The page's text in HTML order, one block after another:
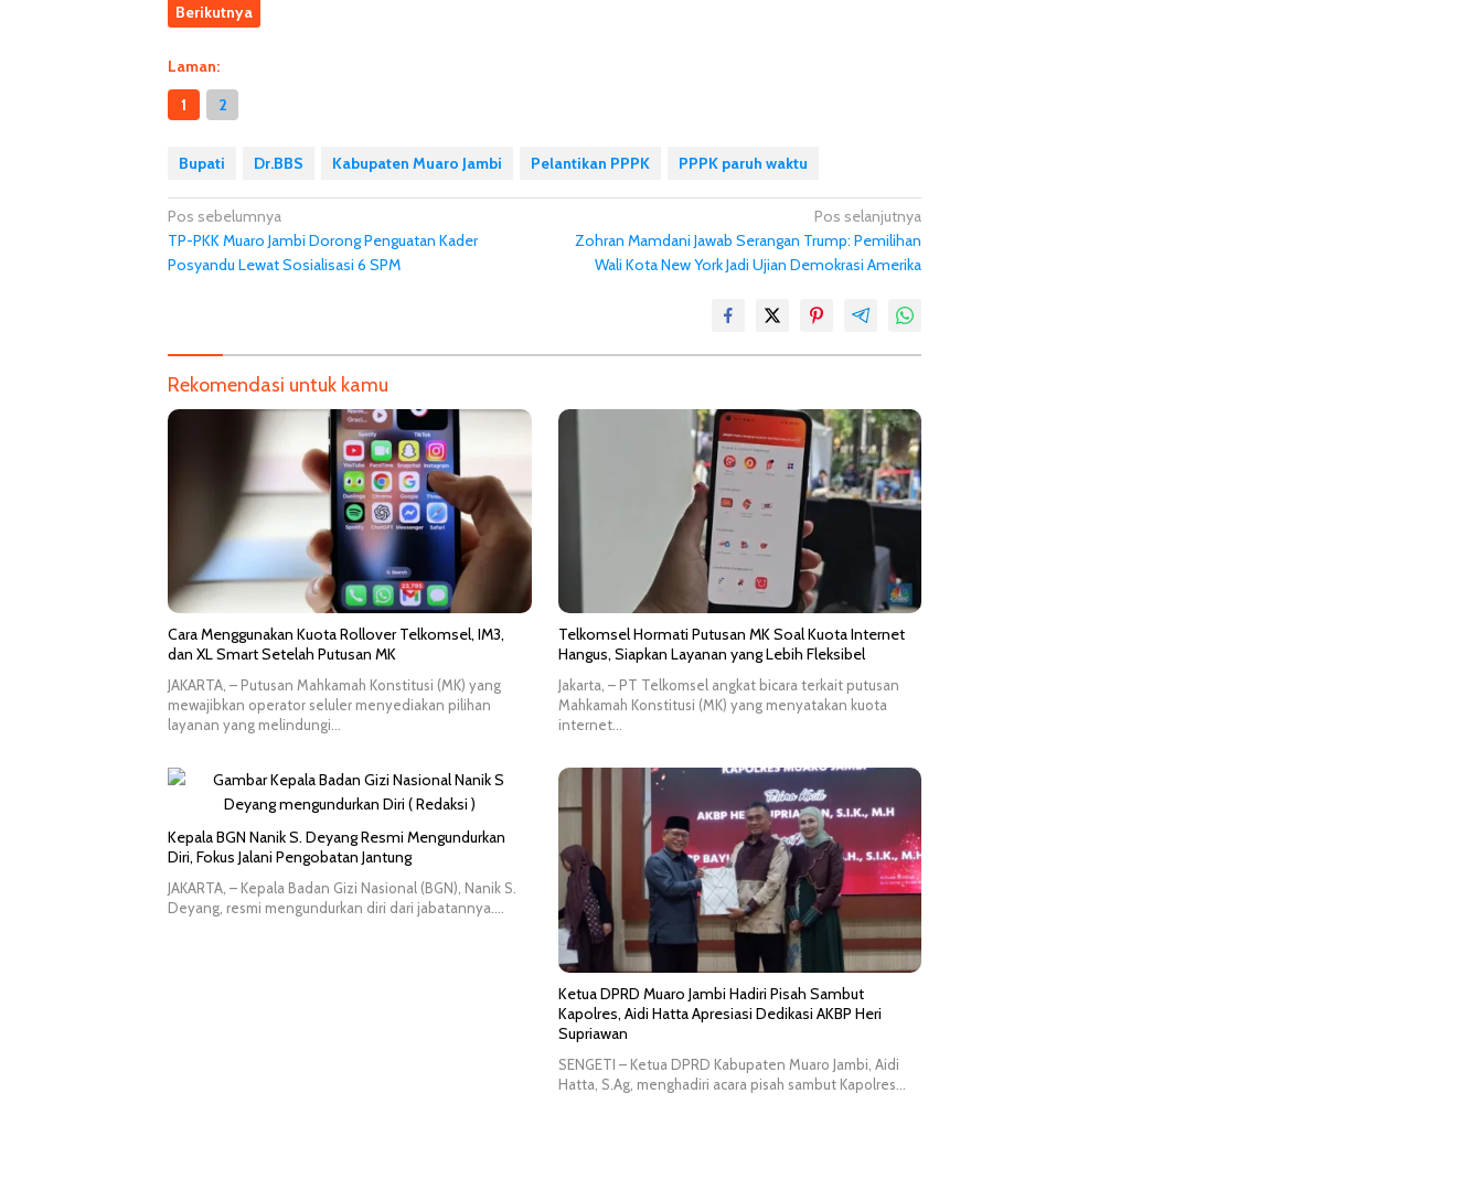
Berikutnya
Laman:
1
2
Bupati Dr.BBS Kabupaten Muaro Jambi Pelantikan PPPK PPPK paruh waktu
Navigasi
pos
Pos sebelumnya
TP-PKK Muaro Jambi Dorong Penguatan Kader
Posyandu Lewat Sosialisasi 6 SPM
Pos selanjutnya
Zohran Mamdani Jawab Serangan Trump: Pemilihan
Wali Kota New York Jadi Ujian Demokrasi Amerika
Rekomendasi untuk kamu
Cara Menggunakan Kuota Rollover Telkomsel, IM3,
dan XL Smart Setelah Putusan MK
JAKARTA, – Putusan Mahkamah Konstitusi (MK) yang
mewajibkan operator seluler menyediakan pilihan
layanan yang melindungi…
Telkomsel Hormati Putusan MK Soal Kuota Internet
Hangus, Siapkan Layanan yang Lebih Fleksibel
Jakarta, – PT Telkomsel angkat bicara terkait putusan
Mahkamah Konstitusi (MK) yang menyatakan kuota
internet…
Kepala BGN Nanik S. Deyang Resmi Mengundurkan
Diri, Fokus Jalani Pengobatan Jantung
JAKARTA, – Kepala Badan Gizi Nasional (BGN), Nanik S.
Deyang, resmi mengundurkan diri dari jabatannya….
Ketua DPRD Muaro Jambi Hadiri Pisah Sambut
Kapolres, Aidi Hatta Apresiasi Dedikasi AKBP Heri
Supriawan
SENGETI – Ketua DPRD Kabupaten Muaro Jambi, Aidi
Hatta, S.Ag, menghadiri acara pisah sambut Kapolres…